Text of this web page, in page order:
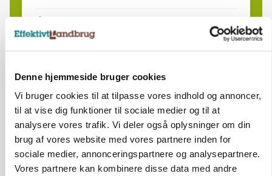
Denne hjemmeside bruger cookies
Vi bruger cookies til at tilpasse vores indhold og annoncer,
til at vise dig funktioner til sociale medier og til at
analysere vores trafik. Vi deler også oplysninger om din
brug af vores website med vores partnere inden for
sociale medier, annonceringspartnere og analysepartnere.
Vores partnere kan kombinere disse data med andre